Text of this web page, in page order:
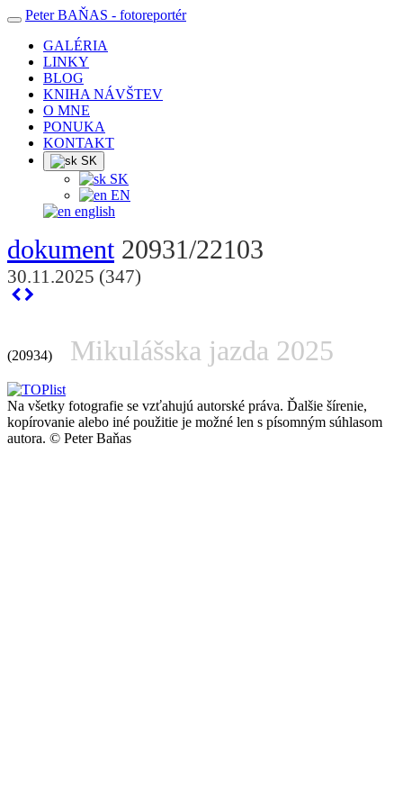
Peter BAŇAS - fotoreportér
GALÉRIA
LINKY
BLOG
KNIHA NÁVŠTEV
O MNE
PONUKA
KONTAKT
SK
SK
EN
english
dokument 20931/22103
30.11.2025 (347)
(20934) Mikulášska jazda 2025
Na všetky fotografie se vzťahujú autorské práva. Ďalšie šírenie,
kopírovanie alebo iné použitie je možné len s písomným súhlasom
autora. © Peter Baňas